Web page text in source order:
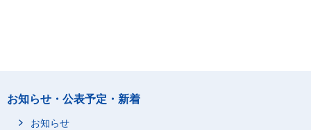
お知らせ・公表予定・新着
お知らせ